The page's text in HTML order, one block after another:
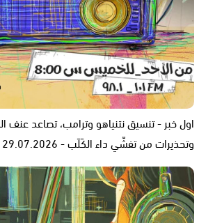
اول خبر - تنسيق نتنياهو وترامب، تصاعد عنف
وتحذيرات من تفشّي داء الكَلَب - 29.07.2026